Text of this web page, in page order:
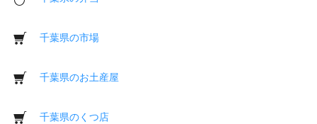
千葉県の市場
千葉県のお土産屋
千葉県のくつ店